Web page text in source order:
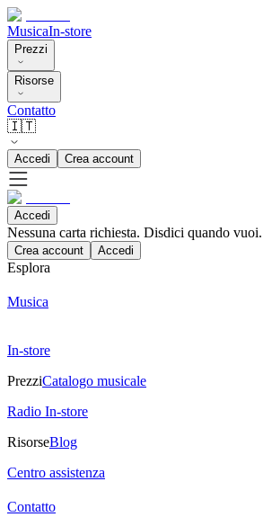
MusicaIn-store
Prezzi
Risorse
Contatto
🇮🇹
Accedi Crea account
Accedi
Nessuna carta richiesta. Disdici quando vuoi.
Crea account Accedi
Esplora
Musica
In-store
PrezziCatalogo musicale
Radio In-store
RisorseBlog
Centro assistenza
Contatto